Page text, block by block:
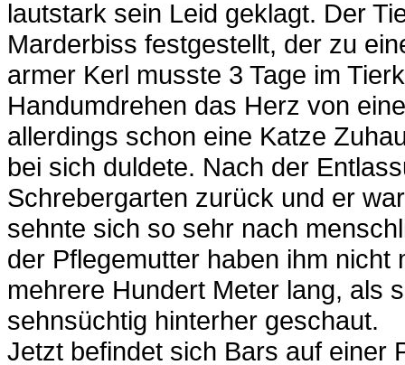
lautstark sein Leid geklagt. Der
Marderbiss festgestellt, der zu
armer Kerl musste 3 Tage im
Handumdrehen das Herz von
allerdings schon eine Katze
bei sich duldete. Nach der
Schrebergarten zurück und er
sehnte sich so sehr nach
der Pflegemutter haben ihm
mehrere Hundert Meter lang, als
sehnsüchtig hinterher geschaut.
Jetzt befindet sich Bars auf einer